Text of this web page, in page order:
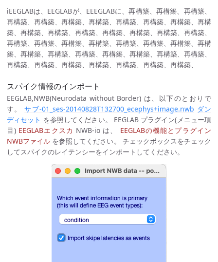
iEEGLABは、EEGLABが、EEEGLABに、再構築、再構築、再構築、
再構築、再構築、再構築、再構築、再構築、再構築、再構築、再構
築、再構築、再構築、再構築、再構築、再構築、再構築、再構築、
再構築、再構築、再構築、再構築、再構築、再構築、再構築、再構
築、再構築、再構築、再構築、再構築、再構築、再構築、再構築、
再構築、再構築、再構築、再構築、再構築、再構築、再構築、
スパイク情報のインポート
EEGLAB,NWB(Neurodata without Border) は、以下のとおりで
す。サブ-01_ses-20140828T132700_ecephys+image.nwb ダン
ディセット を参照してください。 EEGLAB プラグイン(メニュー項
目) EEGLABエクスカ NWB-io は、 EEGLABの機能とプラグイン
NWBファイル を参照してください。 チェックボックスをチェック
してスパイクのレイテンシーをインポートしてください。